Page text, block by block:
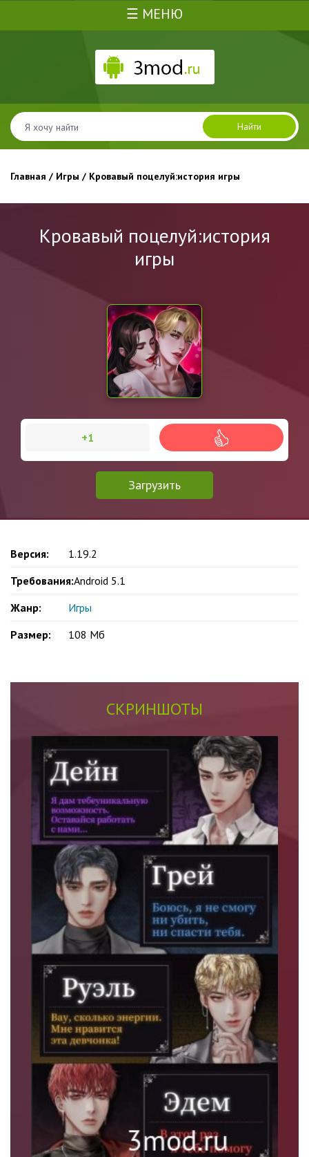
☰ МЕНЮ
Найти
Главная / Игры / Кровавый поцелуй:история игры
Кровавый поцелуй:история
игры
Загрузить
+1
Версия:
1.19.2
Требования:Android 5.1
Жанр:
Игры
Размер:
108 Мб
СКРИНШОТЫ